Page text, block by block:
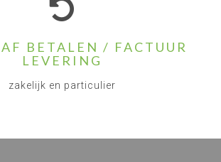
BETALEN / FACTUUR
LEVERING
zakelijk en particulier